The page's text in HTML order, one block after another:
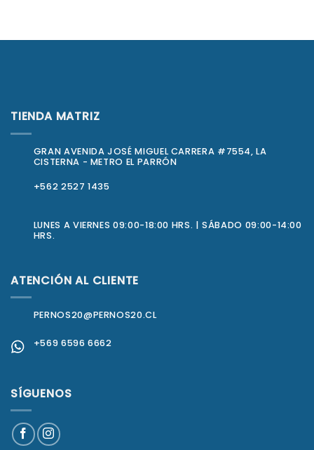
TIENDA MATRIZ
GRAN AVENIDA JOSÉ MIGUEL CARRERA #7554, LA
CISTERNA - METRO EL PARRÓN
+562 2527 1435
LUNES A VIERNES 09:00-18:00 HRS. | SÁBADO 09:00-14:00
HRS.
ATENCIÓN AL CLIENTE
PERNOS20@PERNOS20.CL
+569 6596 6662
SÍGUENOS